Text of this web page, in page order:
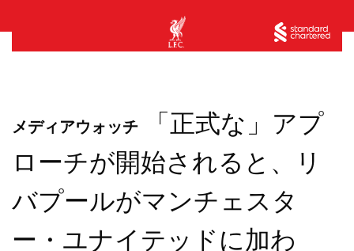
メディアウォッチ
「正式な」アプ
ローチが開始されると、リ
バプールがマンチェスタ
ー・ユナイテッドに加わ